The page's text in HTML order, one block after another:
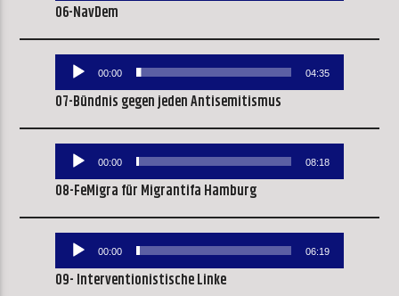
06-NavDem
Audio-
00:00 04:35
07-Bündnis gegen jeden Antisemitismus
Audio-
00:00 08:18
08-FeMigra für Migrantifa Hamburg
Audio-
00:00 06:19
09- Interventionistische Linke